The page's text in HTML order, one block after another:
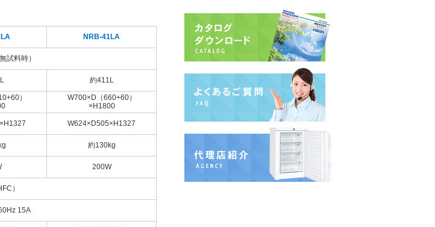
NRB-41LA
料時）
約411L
）
W700×D（660+60）
×H1800
W624×D505×H1327
約130kg
200W
）
15A